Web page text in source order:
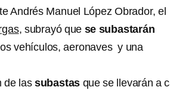
Andrés Manuel López Obrador, el
, subrayó que se subastarán
vehículos, aeronaves y una
de lassubastas que se llevarán a